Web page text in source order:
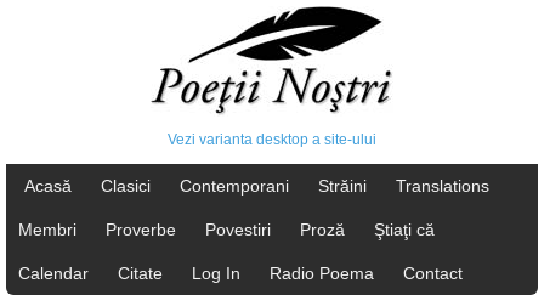
Vezi varianta desktop a site-ului
Acasă Clasici Contemporani Străini Translations
Membri Proverbe Povestiri Proză Ştiaţi că
Calendar Citate Log In Radio Poema Contact